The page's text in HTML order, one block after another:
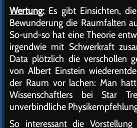
Wertung: Es gibt Einsichten,
Bewunderung die Raumfalten
So-und-so hat eine Theorie
irgendwie mit Schwerkraft
Data plötzlich die verschollen
von Albert Einstein
der Raum vor lachen: Man
Wissenschaftlers bei Star
unverbindliche
So interessant die